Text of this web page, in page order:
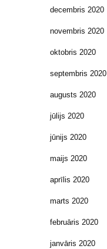
decembris 2020
novembris 2020
oktobris 2020
septembris 2020
augusts 2020
jūlijs 2020
jūnijs 2020
maijs 2020
aprīlis 2020
marts 2020
februāris 2020
janvāris 2020